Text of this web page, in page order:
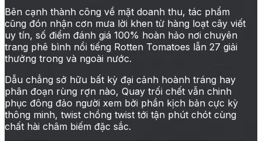
Bên cạnh thành công về mặt doanh thu, tác phẩm
cũng đón nhận cơn mưa lời khen từ hàng loạt cây viết
uy tín, số điểm đánh giá 100% hoàn hảo nơi chuyên
trang phê bình nổi tiếng Rotten Tomatoes lẫn 27 giải
thưởng trong và ngoài nước.
Dẫu chẳng sở hữu bất kỳ đại cảnh hoành tráng hay
phân đoạn rùng rợn nào, Quay trối chết vẫn chinh
phục đông đảo người xem bởi phần kịch bản cực kỳ
thông minh, twist chồng twist tới tận phút chót cùng
chất hài châm biếm đặc sắc.